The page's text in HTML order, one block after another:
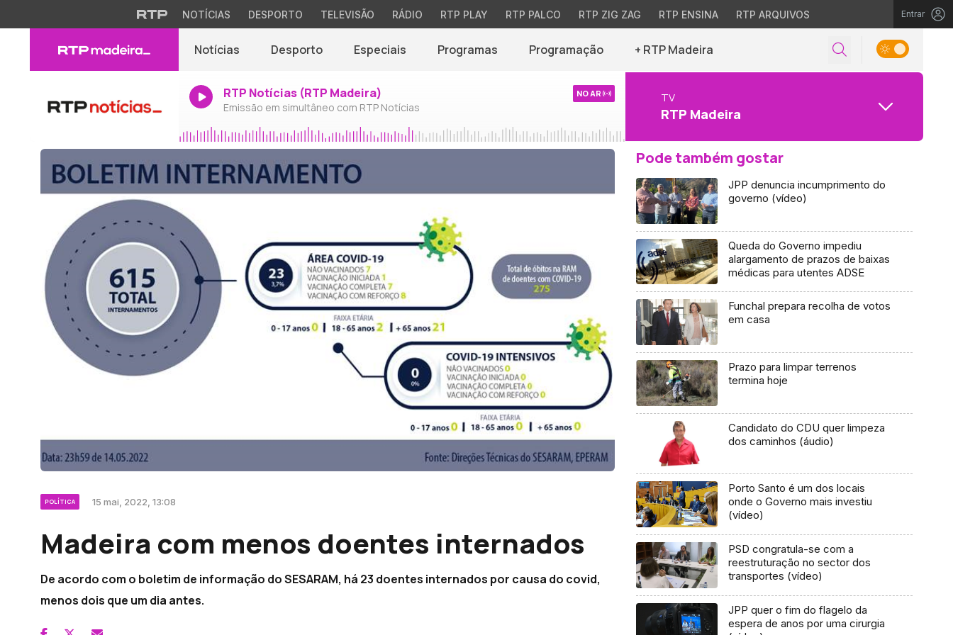
NOTÍCIAS DESPORTO TELEVISÃO RÁDIO RTP PLAY RTP PALCO RTP ZIG ZAG RTP ENSINA RTP ARQUIVOS Entrar
Notícias Desporto Especiais Programas Programação + RTP Madeira
RTP Notícias (RTP Madeira)
Emissão em simultâneo com RTP Notícias
NO AR TV
RTP Madeira
POLÍTICA 15 mai, 2022, 13:08
Madeira com menos doentes internados
De acordo com o boletim de informação do SESARAM, há 23 doentes internados por causa do covid,
menos dois que um dia antes.
Pode também gostar
JPP denuncia incumprimento do
governo (vídeo)
Queda do Governo impediu
alargamento de prazos de baixas
médicas para utentes ADSE
Funchal prepara recolha de votos
em casa
Prazo para limpar terrenos
termina hoje
Candidato do CDU quer limpeza
dos caminhos (áudio)
Porto Santo é um dos locais
onde o Governo mais investiu
(vídeo)
PSD congratula-se com a
reestruturação no sector dos
transportes (vídeo)
JPP quer o fim do flagelo da
espera de anos por uma cirurgia